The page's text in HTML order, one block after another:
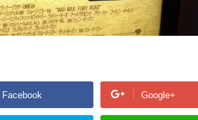
Facebook Google+